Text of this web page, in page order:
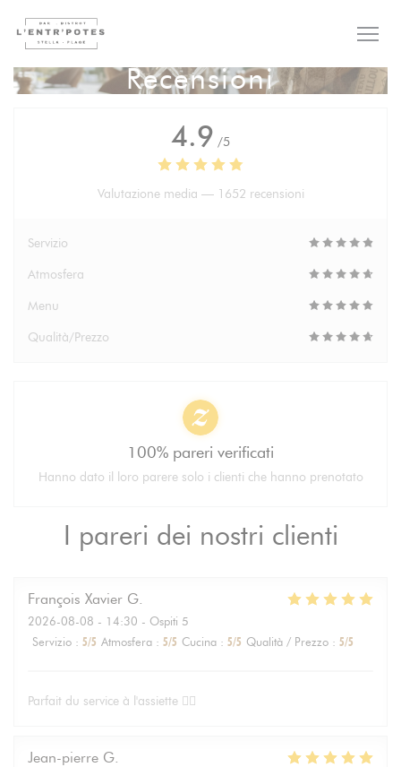
Recensioni
I pareri dei nostri clienti
François Xavier G
2026-08-08 - 14:30 - Ospiti 5
Servizio : 5/5 Atmosfera : 5/5 Cucina : 5/5 Qualità / Prezzo : 5/5
Parfait du service à l'assiette 👌🏻
Jean-pierre G
4.9 /5
Valutazione media — 1652 recensioni
Servizio
Atmosfera
Menu
Qualità/Prezzo
100% pareri verificati
Hanno dato il loro parere solo i clienti che hanno prenotato